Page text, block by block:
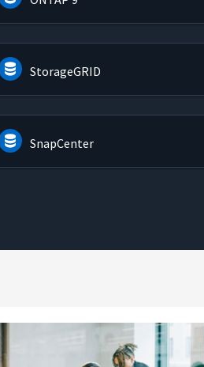
StorageGRID
SnapCenter